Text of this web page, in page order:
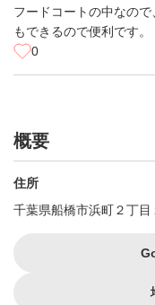
フードコートの中なの
もできるので便利です。
0
概要
住所
千葉県船橋市浜町２丁目